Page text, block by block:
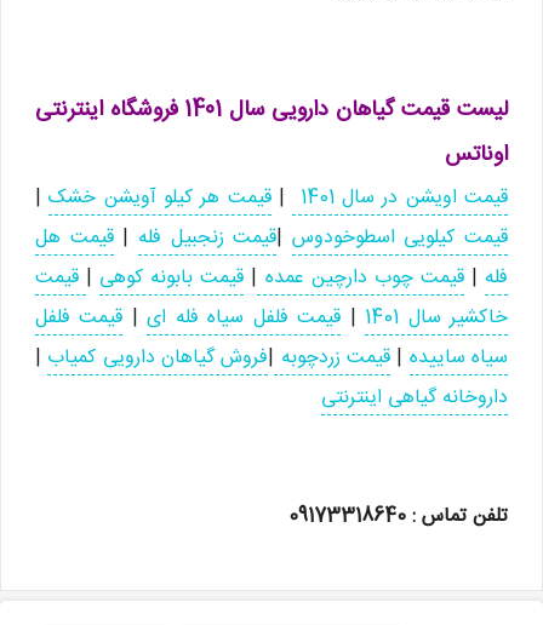
لیست قیمت گیاهان دارویی سال 1401 فروشگاه اینترنتی
اوناتس
قیمت اویشن در سال 1401 |قیمت هر کیلو آویشن خشک|
قیمت کیلویی اسطوخودوس |قیمت زنجبیل فله |قیمت هل
فله |قیمت چوب دارچین عمده | قیمت بابونه کوهی | قیمت
خاکشیر سال 1401
| قیمت فلفل سیاه فله ای| قیمت فلفل
سیاه ساییده | قیمت زردچوبه |فروش گیاهان دارویی کمیاب |
داروخانه گیاهی اینترنتی
تلفن تماس : 09173318640